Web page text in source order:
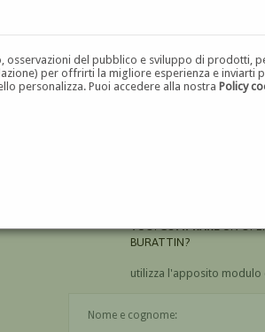
osservazioni del pubblico e sviluppo di prodotti,
per offrirti la migliore esperienza e inviarti
personalizza. Puoi accedere alla nostraPolicy
VUOICOMPRARE
BURATTIN?
utilizza l'apposito